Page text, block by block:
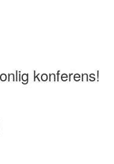
konferens!